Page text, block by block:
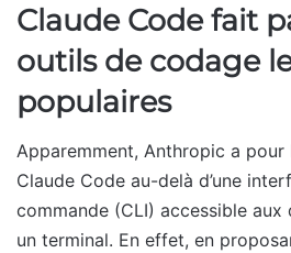
Claude Code fait
outils de codage
populaires
Apparemment, Anthropic a
Claude Code au-delà d’une
commande (CLI) accessible
un terminal. En effet, en